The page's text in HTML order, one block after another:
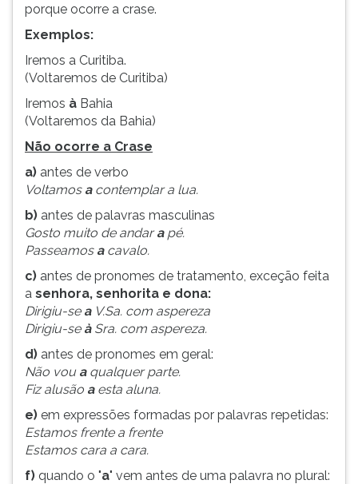
depois
Pressione
ouvir
essa
instrução
porque ocorre a crase.
Exemplos:
Iremos a Curitiba.
(Voltaremos de Curitiba)
Iremos à Bahia
(Voltaremos da Bahia)
Não ocorre a Crase
a) antes de verbo
Voltamos a contemplar a lua.
b) antes de palavras masculinas
Gosto muito de andara pé.
Passeamos a cavalo.
c) antes de pronomes de tratamento, exceção feita
a senhora, senhorita e dona:
Dirigiu-se a V.Sa. com aspereza
Dirigiu-se à Sra. com aspereza.
d) antes de pronomes em geral:
Não vou aqualquer parte.
Fiz alusão aesta aluna.
e) em expressões formadas por palavras repetidas:
Estamos frente a frente
Estamos cara a cara.
f) quando o "a" vem antes de uma palavra no plural: